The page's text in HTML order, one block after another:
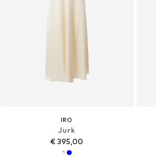
IRO
Jurk
€ 395,00